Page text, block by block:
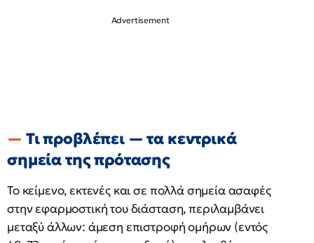
Τι προβλέπει — τα κεντρικά
σημεία της πρότασης
Το κείμενο, εκτενές και σε πολλά σημεία ασαφές
στην εφαρμοστική του διάσταση, περιλαμβάνει
μεταξύ άλλων: άμεση επιστροφή ομήρων (εντός